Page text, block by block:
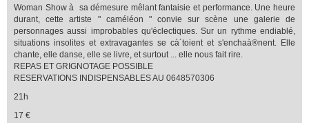
Woman Show à sa démesure mêlant fantaisie et performance. Une heure
durant, cette artiste " caméléon " convie sur scène une galerie de
personnages aussi improbables qu'éclectiques. Sur un rythme endiablé,
situations insolites et extravagantes se cà´toient et s'enchaà®nent. Elle
chante, elle danse, elle se livre, et surtout ... elle nous fait rire.
REPAS ET GRIGNOTAGE POSSIBLE
RESERVATIONS INDISPENSABLES AU 0648570306
21h
17 €